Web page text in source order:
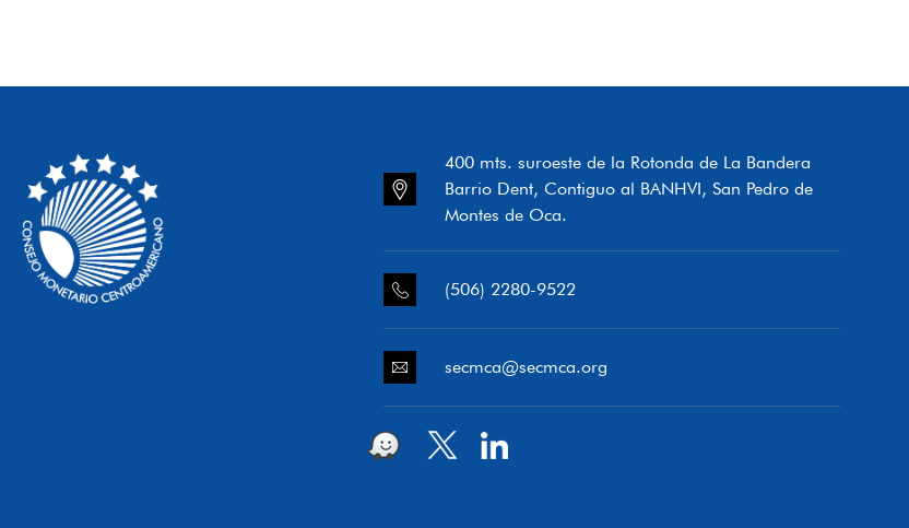
400 mts. suroeste de la Rotonda de La Bandera
Barrio Dent, Contiguo al BANHVI, San Pedro de
Montes de Oca.
(506) 2280-9522
secmca@secmca.org